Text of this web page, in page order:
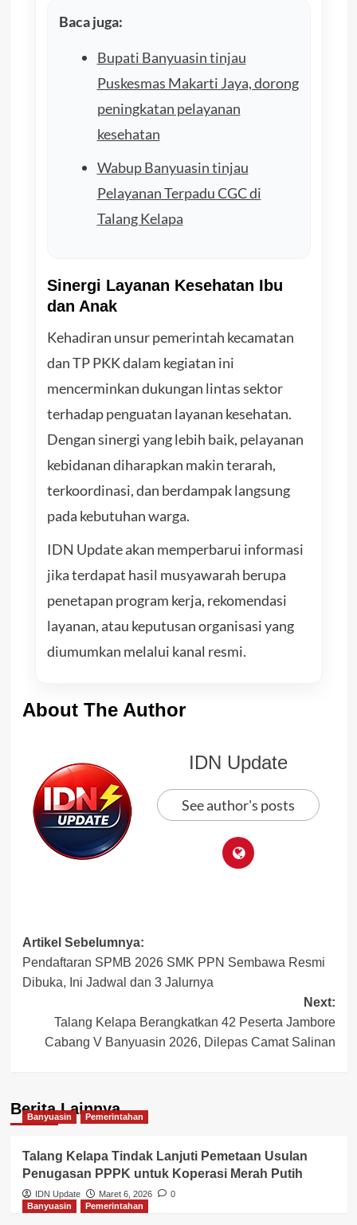
Baca juga:
Bupati Banyuasin tinjau
Puskesmas Makarti Jaya, dorong
peningkatan pelayanan
kesehatan
Wabup Banyuasin tinjau
Pelayanan Terpadu CGC di
Talang Kelapa
Sinergi Layanan Kesehatan Ibu
dan Anak
Kehadiran unsur pemerintah kecamatan
dan TP PKK dalam kegiatan ini
mencerminkan dukungan lintas sektor
terhadap penguatan layanan kesehatan.
Dengan sinergi yang lebih baik, pelayanan
kebidanan diharapkan makin terarah,
terkoordinasi, dan berdampak langsung
pada kebutuhan warga.
IDN Update akan memperbarui informasi
jika terdapat hasil musyawarah berupa
penetapan program kerja, rekomendasi
layanan, atau keputusan organisasi yang
diumumkan melalui kanal resmi.
About The Author
IDN Update
See author's posts
Post
navigation
Artikel Sebelumnya:
Pendaftaran SPMB 2026 SMK PPN Sembawa Resmi
Dibuka, Ini Jadwal dan 3 Jalurnya
Next:
Talang Kelapa Berangkatkan 42 Peserta Jambore
Cabang V Banyuasin 2026, Dilepas Camat Salinan
Berita Lainnya
Banyuasin Pemerintahan
Talang Kelapa Tindak Lanjuti Pemetaan Usulan
Penugasan PPPK untuk Koperasi Merah Putih
IDN Update Maret 6, 2026
0
Banyuasin
Pemerintahan